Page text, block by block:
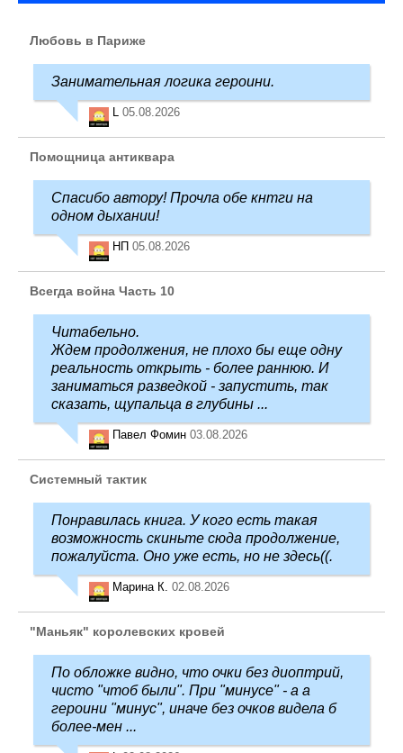
Любовь в Париже
Занимательная логика героини.
L 05.08.2026
Помощница антиквара
Спасибо автору! Прочла обе кнтги на
одном дыхании!
НП 05.08.2026
Всегда война Часть 10
Читабельно.
Ждем продолжения, не плохо бы еще одну
реальность открыть - более раннюю. И
заниматься разведкой - запустить, так
сказать, щупальца в глубины ...
Павел Фомин 03.08.2026
Системный тактик
Понравилась книга. У кого есть такая
возможность скиньте сюда продолжение,
пожалуйста. Оно уже есть, но не здесь((.
Марина К. 02.08.2026
"Маньяк" королевских кровей
По обложке видно, что очки без диоптрий,
чисто "чтоб были". При "минусе" - а а
героини "минус", иначе без очков видела б
более-мен ...